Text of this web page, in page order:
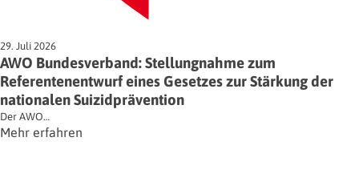
29. Juli 2026
AWO Bundesverband: Stellungnahme zum
Referentenentwurf eines Gesetzes zur Stärkung der
nationalen Suizidprävention
Der AWO…
Mehr erfahren